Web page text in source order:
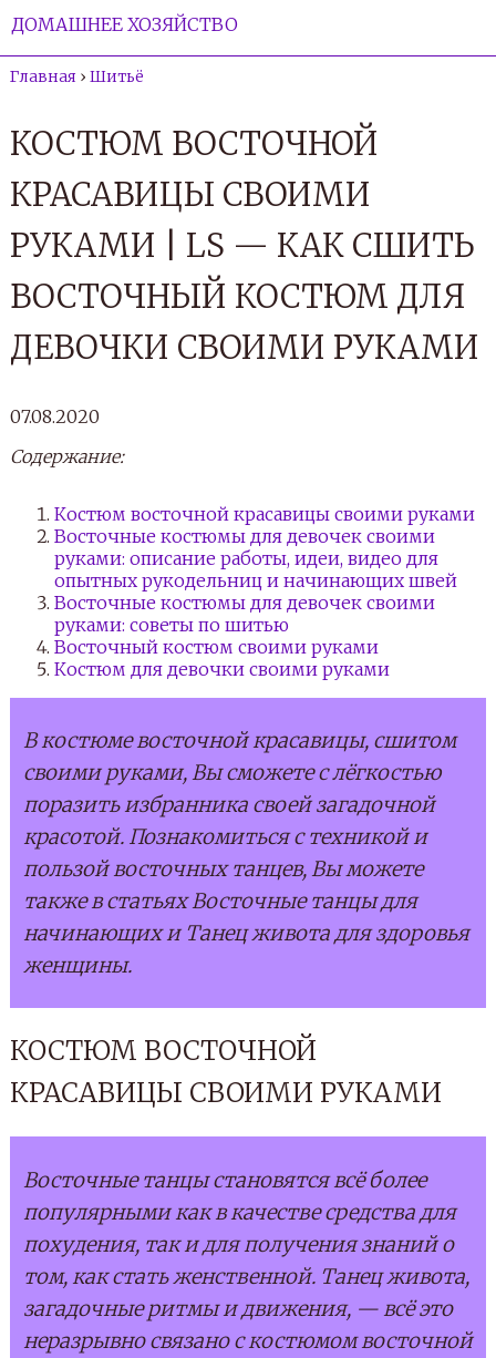
ДОМАШНЕЕ ХОЗЯЙСТВО
Главная › Шитьё
КОСТЮМ ВОСТОЧНОЙ
КРАСАВИЦЫ СВОИМИ
РУКАМИ | LS — КАК СШИТЬ
ВОСТОЧНЫЙ КОСТЮМ ДЛЯ
ДЕВОЧКИ СВОИМИ РУКАМИ
07.08.2020
Содержание:
Костюм восточной красавицы своими руками
Восточные костюмы для девочек своими
руками: описание работы, идеи, видео для
опытных рукодельниц и начинающих швей
Восточные костюмы для девочек своими
руками: советы по шитью
Восточный костюм своими руками
Костюм для девочки своими руками
В костюме восточной красавицы, сшитом
своими руками, Вы сможете с лёгкостью
поразить избранника своей загадочной
красотой. Познакомиться с техникой и
пользой восточных танцев, Вы можете
также в статьях Восточные танцы для
начинающих и Танец живота для здоровья
женщины.
КОСТЮМ ВОСТОЧНОЙ
КРАСАВИЦЫ СВОИМИ РУКАМИ
Восточные танцы становятся всё более
популярными как в качестве средства для
похудения, так и для получения знаний о
том, как стать женственной. Танец живота,
загадочные ритмы и движения, — всё это
неразрывно связано с костюмом восточной